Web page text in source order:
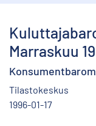
Marraskuu
Tilastokeskus
1996-01-17